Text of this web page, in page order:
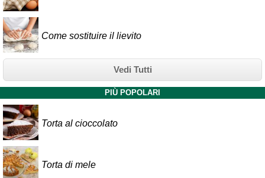
Come sostituire il lievito
Vedi Tutti
PIÙ POPOLARI
Torta al cioccolato
Torta di mele